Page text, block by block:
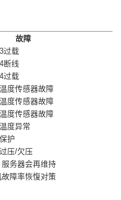
故障
过载
断线
过载
度传感器故障
度传感器故障
度传感器故障
度异常
护
压/欠压
务器会再维持
障率恢愎对策